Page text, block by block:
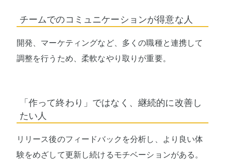
チームでのコミュニケーションが得意な人
開発、マーケティングなど、多くの職種と連携して
調整を行うため、柔軟なやり取りが重要。
「作って終わり」ではなく、継続的に改善し
たい人
リリース後のフィードバックを分析し、より良い体
験をめざして更新し続けるモチベーションがある。